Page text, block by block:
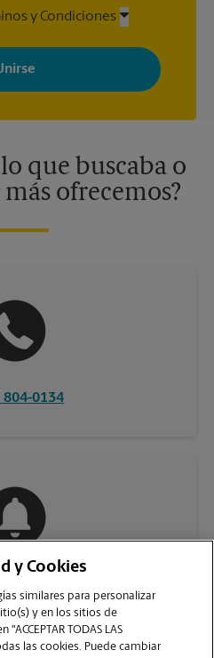
y Condiciones
electrónicos de The UPS
promociones y mensajes
darse de baja en cualquier
consulte nuestra política de
que buscaba o
ofrecemos?
804-0134
y Cookies
similares para personalizar
y en los sitios de
TODAS LAS
las cookies. Puede cambiar